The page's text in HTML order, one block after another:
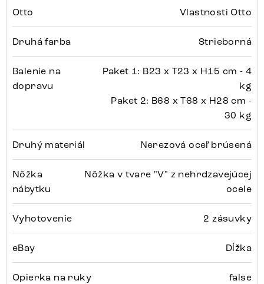
Otto Vlastnosti Otto
Druhá farba Strieborná
Balenie na
dopravu
Paket 1: B23 x T23 x H15 cm - 4
kg
Paket 2: B68 x T68 x H28 cm -
30 kg
Druhý materiál Nerezová oceľ brúsená
Nôžka
nábytku
Nôžka v tvare "V" z nehrdzavejúcej
ocele
Vyhotovenie 2 zásuvky
eBay Dĺžka
Opierka na ruky false